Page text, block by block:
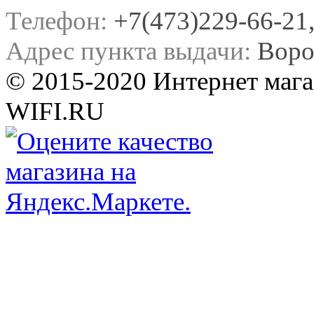
Телефон: +7(473)229-66-
Адрес пункта выдачи:
© 2015-2020 Интернет
WIFI.RU